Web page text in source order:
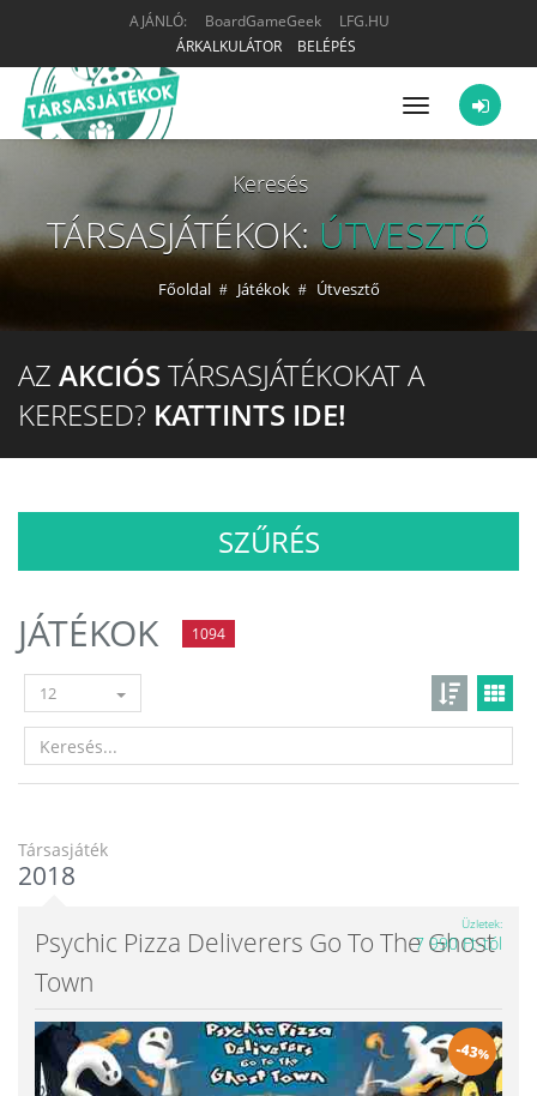
AJÁNLÓ: BoardGameGeek
LFG.HU
ÁRKALKULÁTOR
BELÉPÉS
Menü
Keresés
TÁRSASJÁTÉKOK:ÚTVESZTŐ
Főoldal Játékok Útvesztő
AZ AKCIÓSTÁRSASJÁTÉKOKAT A
KERESED? KATTINTS IDE!
SZŰRÉS
JÁTÉKOK 1094
12
Társasjáték
2018
Psychic Pizza Deliverers Go To The Ghost
Town
Üzletek
7 990 Ft-tól
-43%